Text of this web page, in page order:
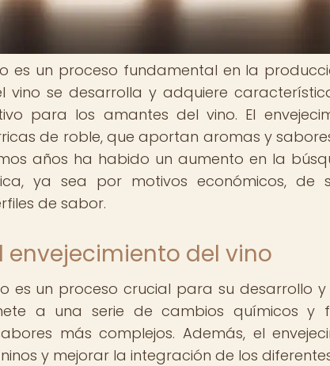
es un proceso fundamental en la
vino se desarrolla y adquiere
para los amantes del vino. El
de roble, que aportan aromas y
años ha habido un aumento en la
ya sea por motivos económicos, de
de sabor.
del vino
es un proceso crucial para su desarrollo
a una serie de cambios químicos y
más complejos. Además, el
y mejorar la integración de los